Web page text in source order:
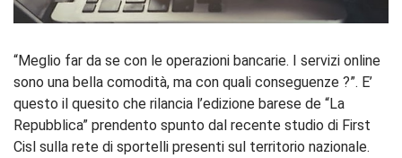
“Meglio far da se con le operazioni bancarie. I servizi online
sono una bella comodità, ma con quali conseguenze ?”. E’
questo il quesito che rilancia l’edizione barese de “La
Repubblica” prendento spunto dal recente studio di First
Cisl sulla rete di sportelli presenti sul territorio nazionale.